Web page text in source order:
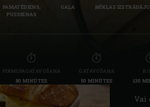
PAMATĒDIENS,
PUSDIENAS
GAĻA
MĪKLAS
PIRMSPAGATAVOŠANA
80 MINŪTES
GATAVOŠANA
50 MINŪTES
130
Vai